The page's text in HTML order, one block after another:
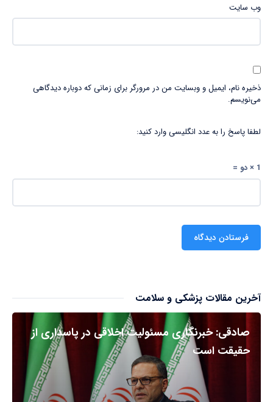
وب‌ سایت
ذخیره نام، ایمیل و وبسایت من در مرورگر برای زمانی که دوباره دیدگاهی
می‌نویسم.
لطفا پاسخ را به عدد انگلیسی وارد کنید:
1 × دو =
آخرین مقالات پزشکی و سلامت
صادقی: خبرنگاری مسئولیت اخلاقی در پاسداری از
حقیقت است